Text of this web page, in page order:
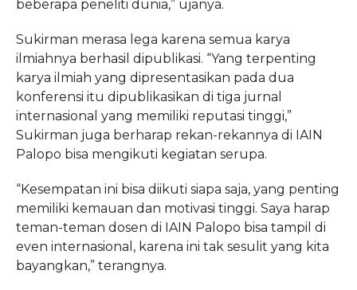
beberapa peneliti dunia,” ujanya.
Sukirman merasa lega karena semua karya
ilmiahnya berhasil dipublikasi. “Yang terpenting
karya ilmiah yang dipresentasikan pada dua
konferensi itu dipublikasikan di tiga jurnal
internasional yang memiliki reputasi tinggi,”
Sukirman juga berharap rekan-rekannya di IAIN
Palopo bisa mengikuti kegiatan serupa.
“Kesempatan ini bisa diikuti siapa saja, yang penting
memiliki kemauan dan motivasi tinggi. Saya harap
teman-teman dosen di IAIN Palopo bisa tampil di
even internasional, karena ini tak sesulit yang kita
bayangkan,” terangnya.